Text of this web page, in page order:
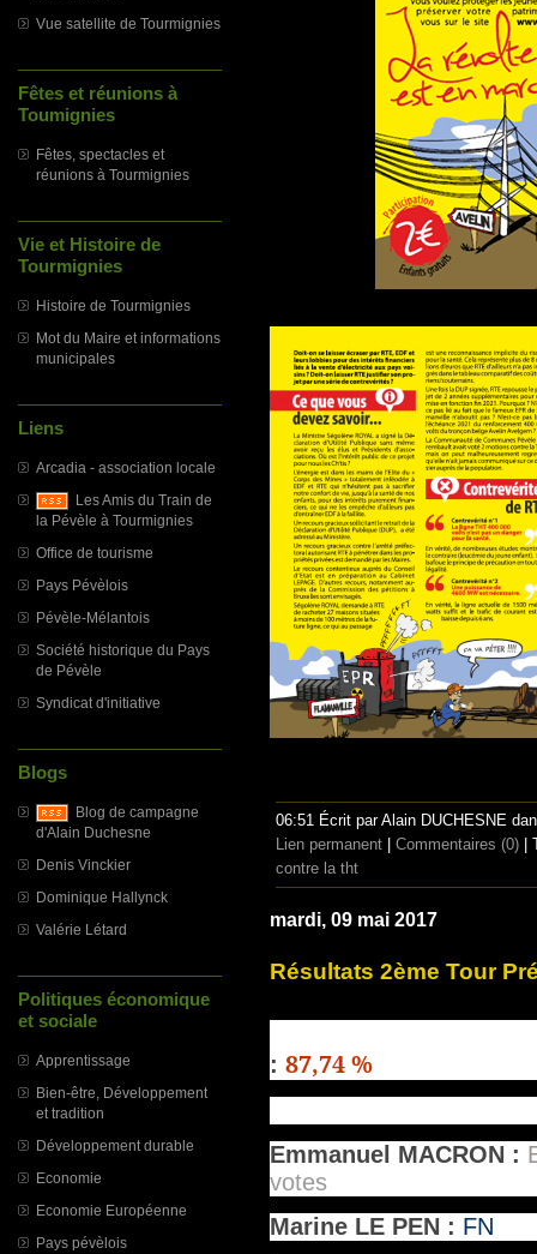
Vue satellite de Tourmignies
Fêtes et réunions à
Toumignies
Fêtes, spectacles et
réunions à Tourmignies
Vie et Histoire de
Tourmignies
Histoire de Tourmignies
Mot du Maire et informations
municipales
Liens
Arcadia - association locale
Les Amis du Train de
la Pévèle à Tourmignies
Office de tourisme
Pays Pévèlois
Pévèle-Mélantois
Société historique du Pays
de Pévèle
Syndicat d'initiative
Blogs
Blog de campagne
d'Alain Duchesne
Denis Vinckier
Dominique Hallynck
Valérie Létard
Politiques économique
et sociale
Apprentissage
Bien-être, Développement
et tradition
Développement durable
Economie
Economie Européenne
Pays pévèlois
06:51 Écrit par Alain DUCHESNE
Lien permanent
Commentaires (0) |
contre la tht
mardi, 09 mai 2017
Résultats 2ème Tour
: 87,74 %
Emmanuel MACRON :
votes
Marine LE PEN : FN